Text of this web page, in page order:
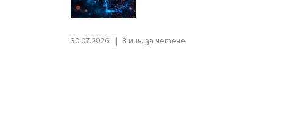
30.07.2026 8 мин. за четене